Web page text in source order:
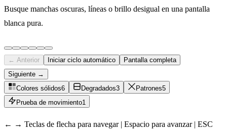
Busque manchas oscuras, líneas o brillo desigual en una pantalla
blanca pura.
← Anterior Iniciar ciclo automático
Pantalla completa
Siguiente →
Colores sólidos6 Degradados3 Patrones5
Prueba de movimiento1
← → Teclas de flecha para navegar | Espacio para avanzar | ESC